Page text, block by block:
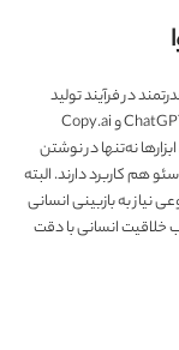
در فرآیند تولید
محتوا تبدیل شده است. امروزه پلتفرم‌هایی مثل ChatGPT، Jasper و Copy.ai
نه‌تنها در نوشتن
هم کاربرد دارند. البته
به بازبینی انسانی
خلاقیت انسانی با دقت